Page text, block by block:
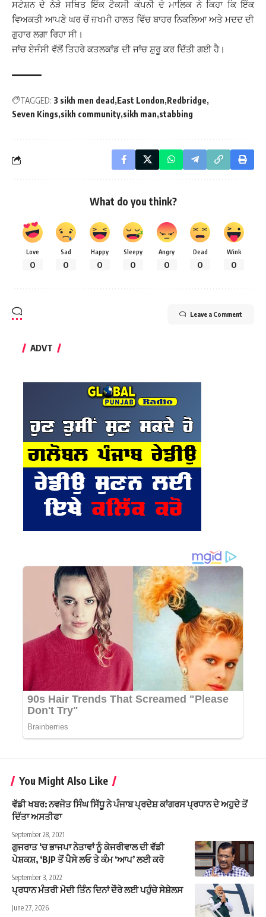
ਸਟੇਸ਼ਨ ਦੇ ਨੇੜੇ ਸਥਿਤ ਇੱਕ ਟੈਕਸੀ ਕੰਪਨੀ ਦੇ ਮਾਲਿਕ ਨੇ ਕਿਹਾ ਕਿ ਇੱਕ
ਵਿਅਕਤੀ ਆਪਣੇ ਘਰ ਚੋਂ ਜ਼ਖਮੀ ਹਾਲਤ ਵਿੱਚ ਬਾਹਰ ਨਿਕਲਿਆ ਅਤੇ ਮਦਦ ਦੀ
ਗੁਹਾਰ ਲਗਾ ਰਿਹਾ ਸੀ।
ਜਾਂਚ ਏਜੰਸੀ ਵੱਲੋਂ ਤਿਹਰੇ ਕਤਲਕਾਂਡ ਦੀ ਜਾਂਚ ਸ਼ੁਰੂ ਕਰ ਦਿੱਤੀ ਗਈ ਹੈ।
TAGGED: 3 sikh men dead East London Redbridge
Seven Kings sikh community sikh man stabbing
What do you think?
Love
0
Sad
0
Happy
0
Sleepy
0
Angry
0
Dead
0
Wink
0
Leave a Comment
ADVT
You Might Also Like
ਵੱਡੀ ਖਬਰ: ਨਵਜੋਤ ਸਿੰਘ ਸਿੱਧੂ ਨੇ ਪੰਜਾਬ ਪ੍ਰਦੇਸ਼ ਕਾਂਗਰਸ ਪ੍ਰਧਾਨ ਦੇ ਅਹੁਦੇ ਤੋਂ
ਦਿੱਤਾ ਅਸਤੀਫਾ
September 28, 2021
ਗੁਜਰਾਤ ‘ਚ ਭਾਜਪਾ ਨੇਤਾਵਾਂ ਨੂੰ ਕੇਜਰੀਵਾਲ ਦੀ ਵੱਡੀ
ਪੇਸ਼ਕਸ਼, ‘BJP ਤੋਂ ਪੈਸੇ ਲਓ ਤੇ ਕੰਮ ‘ਆਪ’ ਲਈ ਕਰੋ
September 3, 2022
ਪ੍ਰਧਾਨ ਮੰਤਰੀ ਮੋਦੀ ਤਿੰਨ ਦਿਨਾਂ ਦੌਰੇ ਲਈ ਪਹੁੰਚੇ ਸੇਸ਼ੇਲਸ
June 27, 2026